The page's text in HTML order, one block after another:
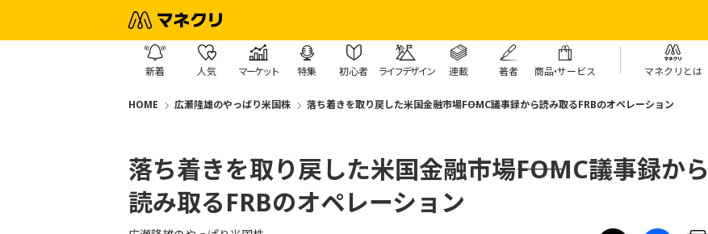
新着 人気 マーケット 特集 初心者 ライフデザイン 連載 著者 商品・サービス マネクリとは
HOME 広瀬隆雄のやっぱり米国株 落ち着きを取り戻した米国金融市場――FOMC議事録から読み取るFRBのオペレーション
落ち着きを取り戻した米国金融市場――FOMC議事録から
読み取るFRBのオペレーション